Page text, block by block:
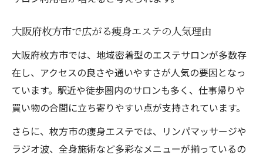
痩身エステと生活習慣の相乗効果を高める
エステ選びで健康と美を両立させる方法
痩身エステ利用者の健康美体験談をチェッ
ク
安心して通える痩身エステ探しのポイント
安心して通える痩身エステサロンの条件
大阪府枚方市で広がる痩身エステの人気理由
大阪府枚方市では、地域密着型のエステサロンが多数存
在し、アクセスの良さや通いやすさが人気の要因となっ
ています。駅近や徒歩圏内のサロンも多く、仕事帰りや
買い物の合間に立ち寄りやすい点が支持されています。
さらに、枚方市の痩身エステでは、リンパマッサージや
ラジオ波、全身施術など多彩なメニューが揃っているの